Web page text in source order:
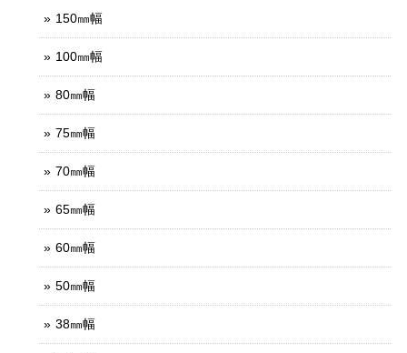
150㎜幅
100㎜幅
80㎜幅
75㎜幅
70㎜幅
65㎜幅
60㎜幅
50㎜幅
38㎜幅